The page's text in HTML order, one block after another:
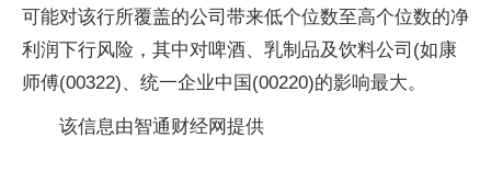
可能对该行所覆盖的公司带来低个位数至高个位数的净
利润下行风险，其中对啤酒、乳制品及饮料公司(如康
师傅(00322)、统一企业中国(00220)的影响最大。
该信息由智通财经网提供